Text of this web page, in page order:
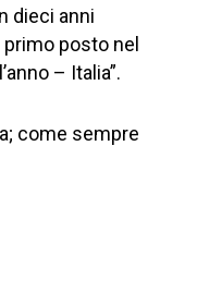
dieci anni
posto nel
– Italia”.
come sempre